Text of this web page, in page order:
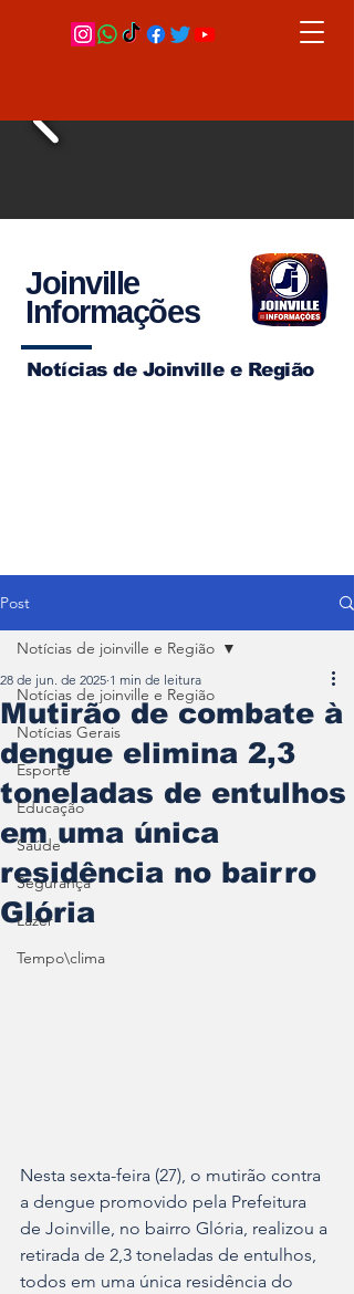
Joinville
Informações
Notícias de Joinville e Região
Post
Notícias de joinville e Região
Notícias Gerais
Esporte
Educação
Saúde
Segurança
Lazer
Tempo\clima
Notícias de joinville e Região
Mutirão de combate à
dengue elimina 2,3
toneladas de entulhos
em uma única
residência no bairro
Glória
28 de jun. de 2025 1 min de leitura
Nesta sexta-feira (27), o mutirão contra
a dengue promovido pela Prefeitura
de Joinville, no bairro Glória, realizou a
retirada de 2,3 toneladas de entulhos,
todos em uma única residência do